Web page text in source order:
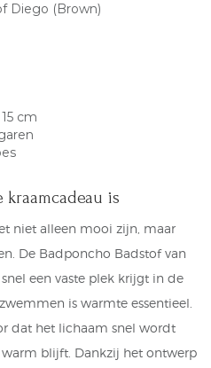
Diego (Brown)
cm
is
niet alleen mooi zijn, maar
De Badponcho Badstof van
een vaste plek krijgt in de
is warmte essentieel.
dat het lichaam snel wordt
blijft. Dankzij het ontwerp